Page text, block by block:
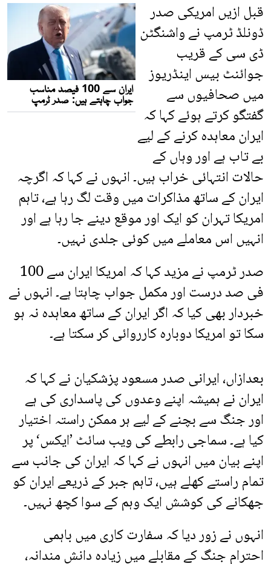
قبل ازیں امریکی صدر
ڈونلڈ ٹرمپ نے واشنگٹن
ڈی سی کے قریب
جوائنٹ بیس اینڈریوز
میں صحافیوں سے
گفتگو کرتے ہوئے کہا کہ
ایران معاہدہ کرنے کے لیے
بے تاب ہے اور وہاں کے
حالات انتہائی خراب ہیں۔ انہوں نے کہا کہ اگرچہ
ایران کے ساتھ مذاکرات میں وقت لگ رہا ہے، تاہم
امریکا تہران کو ایک اور موقع دینے جا رہا ہے اور
انہیں اس معاملے میں کوئی جلدی نہیں۔
صدر ٹرمپ نے مزید کہا کہ امریکا ایران سے 100
فی صد درست اور مکمل جواب چاہتا ہے۔ انہوں نے
خبردار بھی کیا کہ اگر ایران کے ساتھ معاہدہ نہ ہو
سکا تو امریکا دوبارہ کارروائی کر سکتا ہے۔
بعدازاں، ایرانی صدر مسعود پزشکیان نے کہا کہ
ایران نے ہمیشہ اپنے وعدوں کی پاسداری کی ہے
اور جنگ سے بچنے کے لیے ہر ممکن راستہ اختیار
کیا ہے۔ سماجی رابطے کی ویب سائٹ ’ایکس‘ پر
اپنے بیان میں انہوں نے کہا کہ ایران کی جانب سے
تمام راستے کھلے ہیں، تاہم جبر کے ذریعے ایران کو
جھکانے کی کوشش ایک وہم کے سوا کچھ نہیں۔
انہوں نے زور دیا کہ سفارت کاری میں باہمی
احترام جنگ کے مقابلے میں زیادہ دانش مندانہ،